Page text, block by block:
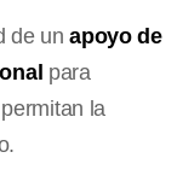
de unapoyo de
para
la